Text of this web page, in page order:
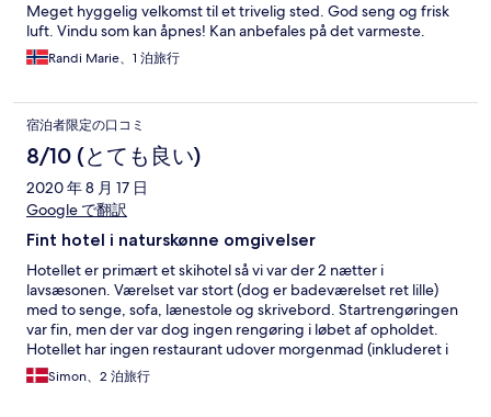
Meget hyggelig velkomst til et trivelig sted. God seng og frisk
luft. Vindu som kan åpnes! Kan anbefales på det varmeste.
Randi Marie、1 泊旅行
宿泊者限定の口コミ
8/10 (とても良い)
2020 年 8 月 17 日
Google で翻訳
Fint hotel i naturskønne omgivelser
Hotellet er primært et skihotel så vi var der 2 nætter i
lavsæsonen. Værelset var stort (dog er badeværelset ret lille)
med to senge, sofa, lænestole og skrivebord. Startrengøringen
var fin, men der var dog ingen rengøring i løbet af opholdet.
Hotellet har ingen restaurant udover morgenmad (inkluderet i
prisen) som var ganske udemærket. Aftensmad kunne findes 12
min kørsel fra hotellet. Hotellet ligger tæt på flere fine
Simon、2 泊旅行